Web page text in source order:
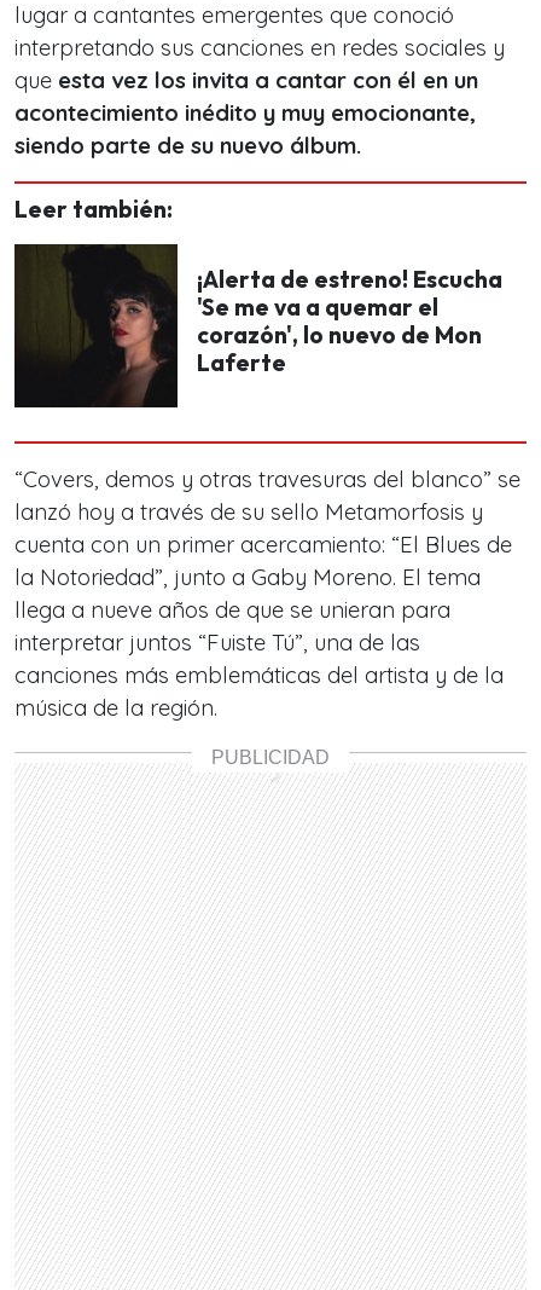
lugar a cantantes emergentes que conoció
interpretando sus canciones en redes sociales y
que esta vez los invita a cantar con él en un
acontecimiento inédito y muy emocionante,
siendo parte de su nuevo álbum.
Leer también:
¡Alerta de estreno! Escucha
'Se me va a quemar el
corazón', lo nuevo de Mon
Laferte
“Covers, demos y otras travesuras del blanco” se
lanzó hoy a través de su sello Metamorfosis y
cuenta con un primer acercamiento: “El Blues de
la Notoriedad”, junto a Gaby Moreno. El tema
llega a nueve años de que se unieran para
interpretar juntos “Fuiste Tú”, una de las
canciones más emblemáticas del artista y de la
música de la región.